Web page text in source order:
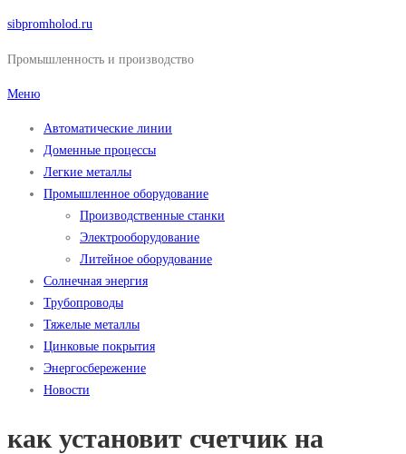
Перейти
содержимому
sibpromholod.ru
Промышленность и производство
Меню
Автоматические линии
Доменные процессы
Легкие металлы
Промышленное оборудование
Производственные станки
Электрооборудование
Литейное оборудование
Солнечная энергия
Трубопроводы
Тяжелые металлы
Цинковые покрытия
Энергосбережение
Новости
как установит счетчик на